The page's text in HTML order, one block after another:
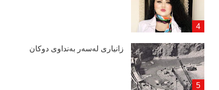
زانیاری لەسەر بەنداوی دوكان